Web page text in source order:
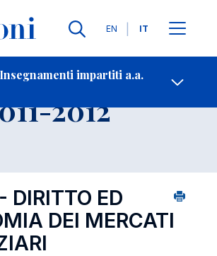
Lingue
EN IT
impartiti a.a.
2012
DIRITTO ED
DEI MERCATI